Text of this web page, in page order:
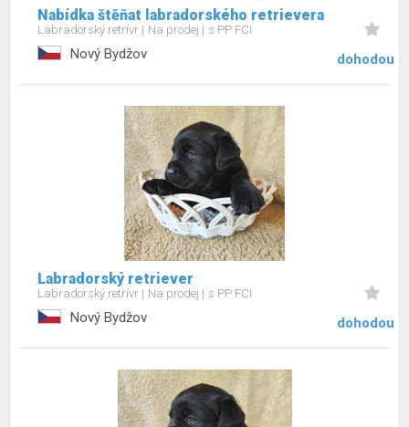
Nabídka štěňat labradorského retrievera
Labradorský retrívr Na prodej s PP FCI
Nový Bydžov dohodou
Labradorský retriever
Labradorský retrívr Na prodej s PP FCI
Nový Bydžov dohodou